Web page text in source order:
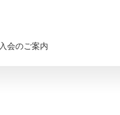
入会のご案内